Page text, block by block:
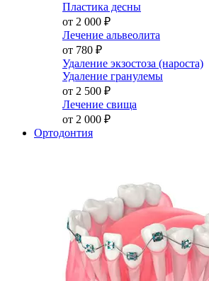
Пластика десны
от 2 000 ₽
Лечение альвеолита
от 780 ₽
Удаление экзостоза (нароста)
Удаление гранулемы
от 2 500 ₽
Лечение свища
от 2 000 ₽
Ортодонтия